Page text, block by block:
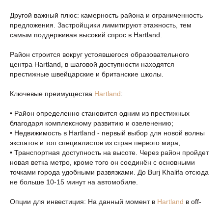
Другой важный плюс: камерность района и ограниченность
предложения. Застройщики лимитируют этажность, тем
самым поддерживая высокий спрос в Hartland.
Район строится вокруг устоявшегося образовательного
центра Hartland, в шаговой доступности находятся
престижные швейцарские и британские школы.
Ключевые преимущества Hartland:
• Район определенно становится одним из престижных
благодаря комплексному развитию и озеленению;
• Недвижимость в Hartland - первый выбор для новой волны
экспатов и топ специалистов из стран первого мира;
• Транспортная доступность на высоте. Через район пройдет
новая ветка метро, кроме того он соединён с основными
точками города удобными развязками. До Burj Khalifa отсюда
не больше 10-15 минут на автомобиле.
Опции для инвестиция: На данный момент в Hartland в off-